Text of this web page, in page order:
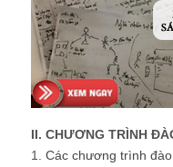
II. CHƯƠNG TRÌNH
1. Các chương trình